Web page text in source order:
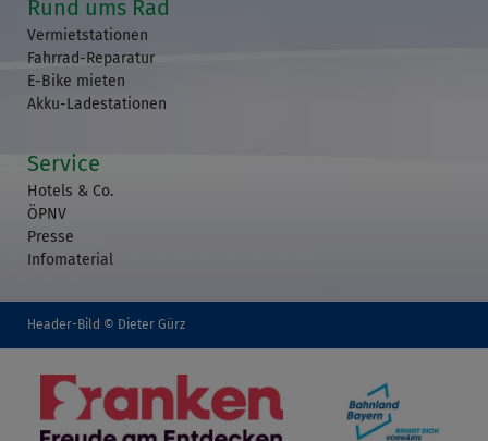
Rund ums Rad
Vermietstationen
Fahrrad-Reparatur
E-Bike mieten
Akku-Ladestationen
Service
Hotels & Co.
ÖPNV
Presse
Infomaterial
Header-Bild © Dieter Gürz